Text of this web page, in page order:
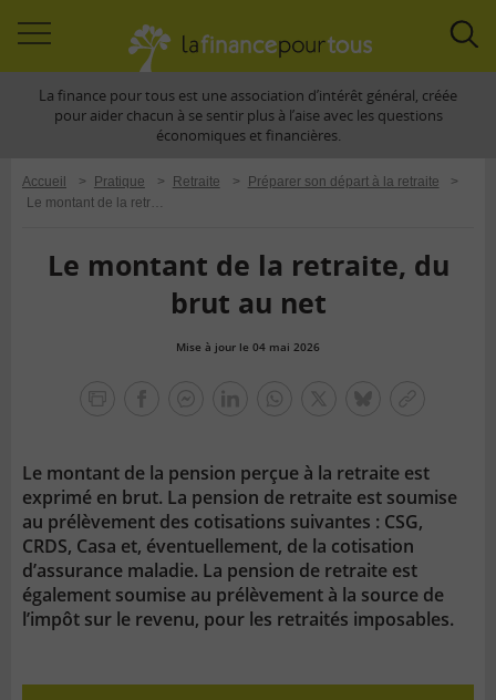
àLa finance pour tous est une association d’intérêt général, créée
pour aider chacun à se sentir plus à l’aise avec les questions
économiques et financières.
Accueil > Pratique > Retraite > Préparer son départ à la retraite
>
Le montant de la retraite, du brut au net
Le montant de la retraite, du
brut au net
Mise à jour le 04 mai 2026
Le montant de la pension perçue à la retraite est
exprimé en brut. La pension de retraite est soumise
au prélèvement des cotisations suivantes : CSG,
CRDS, Casa et, éventuellement, de la cotisation
d’assurance maladie. La pension de retraite est
également soumise au prélèvement à la source de
l’impôt sur le revenu, pour les retraités imposables.